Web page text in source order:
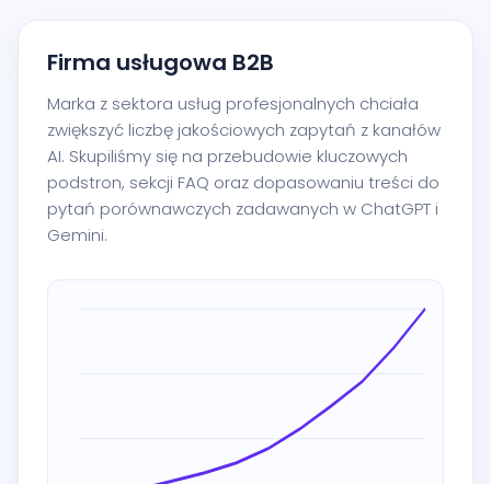
Firma usługowa B2B
Marka z sektora usług profesjonalnych chciała
zwiększyć liczbę jakościowych zapytań z kanałów
AI. Skupiliśmy się na przebudowie kluczowych
podstron, sekcji FAQ oraz dopasowaniu treści do
pytań porównawczych zadawanych w ChatGPT i
Gemini.